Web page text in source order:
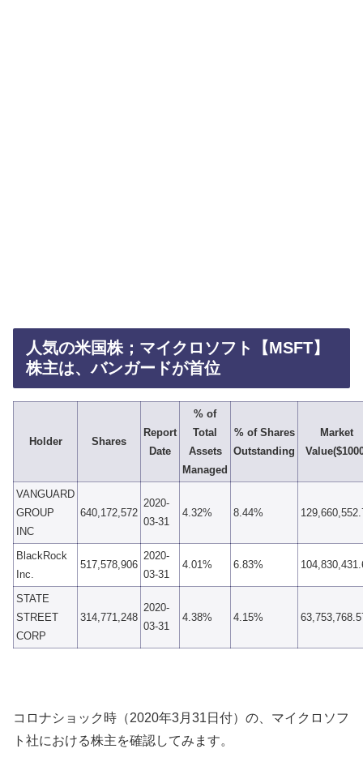
人気の米国株；マイクロソフト【MSFT】
株主は、バンガードが首位
Holder Shares
Report
Date
% of
Total
Assets
Managed
% of Shares
Outstanding
Market
VANGUARD
GROUP
INC
640,172,572
2020-
03-31
4.32% 8.44%
BlackRock
Inc.
517,578,906
2020-
03-31
4.01% 6.83%
STATE
STREET
CORP
314,771,248
2020-
03-31
4.38% 4.15%
コロナショック時（2020年3月31日付）の、マイクロソフ
ト社における株主を確認してみます。